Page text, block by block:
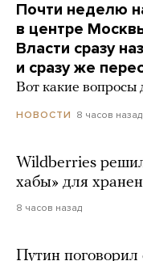
Почти неделю
в центре
Власти сразу
и сразу же
Вот какие вопросы
НОВОСТИ 8 часов назад
Wildberries
хабы» для
8 часов назад
Путин